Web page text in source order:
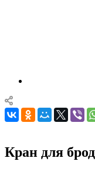
Кран для